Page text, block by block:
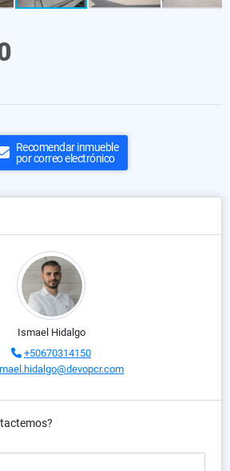
Recomendar inmueble
por correo electrónico
Ismael Hidalgo
+50670314150